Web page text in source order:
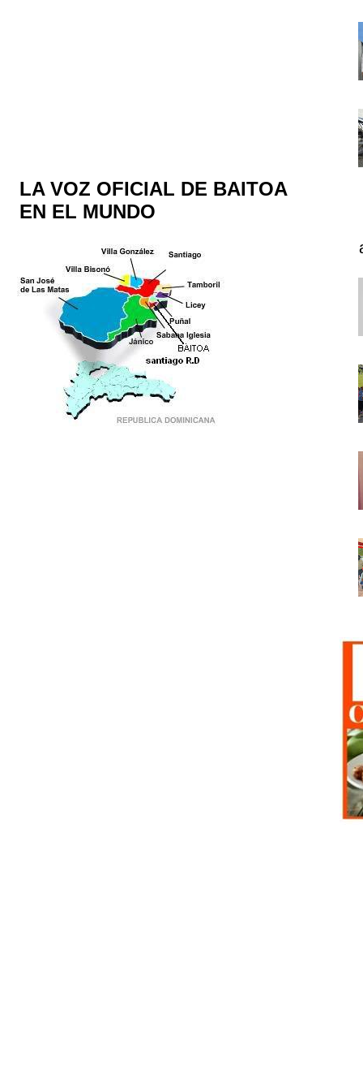
LA VOZ OFICIAL DE BAITOA
EN EL MUNDO